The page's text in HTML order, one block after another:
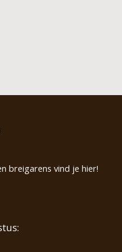
breigarens vind je hier!